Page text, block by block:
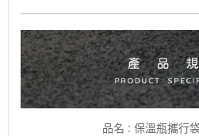
品名 : 保溫瓶攜行